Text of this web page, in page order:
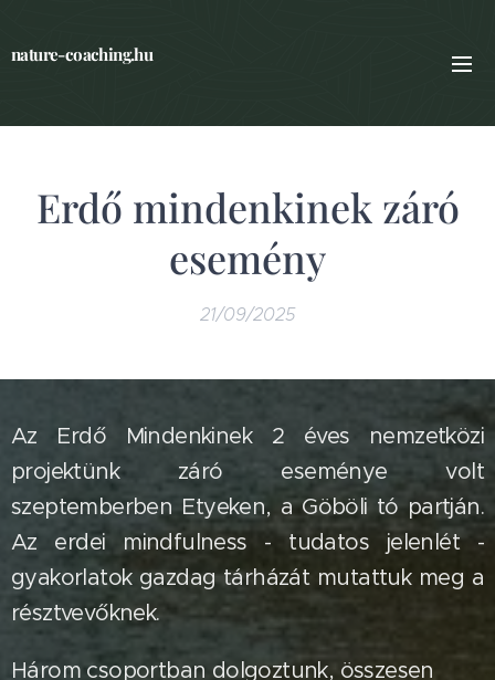
nature-coaching.hu
Erdő mindenkinek záró
esemény
21/09/2025
Az Erdő Mindenkinek 2 éves nemzetközi
projektünk záró eseménye volt
szeptemberben Etyeken, a Göböli tó partján.
Az erdei mindfulness - tudatos jelenlét -
gyakorlatok gazdag tárházát mutattuk meg a
résztvevőknek.
Három csoportban dolgoztunk, összesen